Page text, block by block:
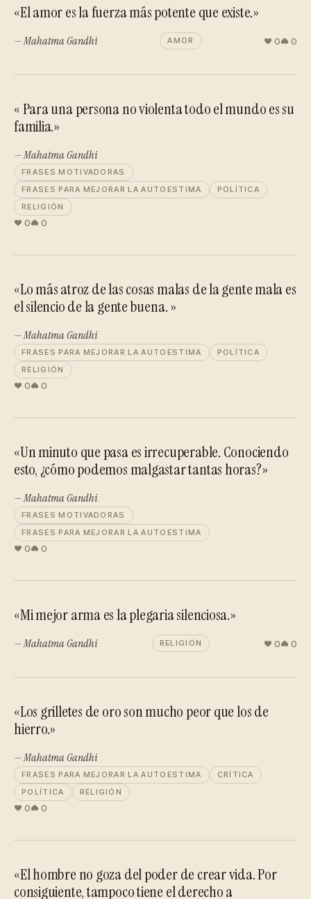
«El amor es la fuerza más potente que existe.»
— Mahatma Gandhi AMOR 0 0
« Para una persona no violenta todo el mundo es su
familia.»
— Mahatma Gandhi
FRASES MOTIVADORAS
FRASES PARA MEJORAR LA AUTOESTIMA
POLÍTICA
RELIGIÓN
0 0
«Lo más atroz de las cosas malas de la gente mala es
el silencio de la gente buena. »
— Mahatma Gandhi
FRASES PARA MEJORAR LA AUTOESTIMA
POLÍTICA
RELIGIÓN
0 0
«Un minuto que pasa es irrecuperable. Conociendo
esto, ¿cómo podemos malgastar tantas horas?»
— Mahatma Gandhi
FRASES MOTIVADORAS
FRASES PARA MEJORAR LA AUTOESTIMA
0 0
«Mi mejor arma es la plegaria silenciosa.»
— Mahatma Gandhi RELIGIÓN 0 0
«Los grilletes de oro son mucho peor que los de
hierro.»
— Mahatma Gandhi
FRASES PARA MEJORAR LA AUTOESTIMA
CRÍTICA
POLÍTICA
RELIGIÓN
0 0
«El hombre no goza del poder de crear vida. Por
consiguiente, tampoco tiene el derecho a